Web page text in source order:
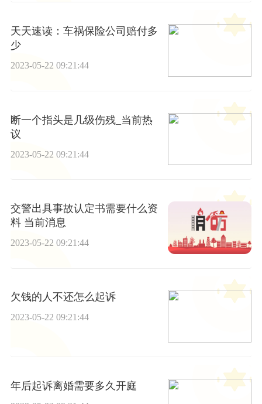
天天速读：车祸保险公司赔付多
少
2023-05-22 09:21:44
断一个指头是几级伤残_当前热
议
2023-05-22 09:21:44
交警出具事故认定书需要什么资
料 当前消息
2023-05-22 09:21:44
欠钱的人不还怎么起诉
2023-05-22 09:21:44
年后起诉离婚需要多久开庭